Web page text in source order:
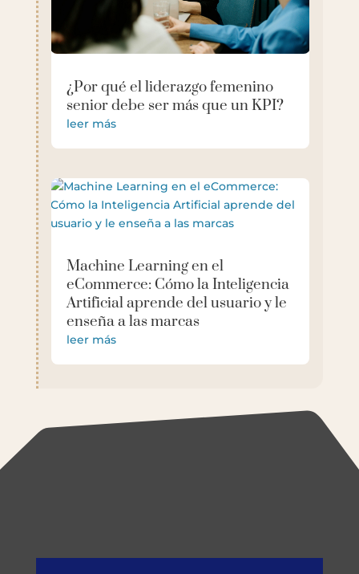
¿Por qué el liderazgo femenino
senior debe ser más que un KPI?
leer más
Machine Learning en el
eCommerce: Cómo la Inteligencia
Artificial aprende del usuario y le
enseña a las marcas
leer más